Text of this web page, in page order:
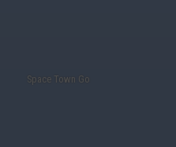
Space Town Go